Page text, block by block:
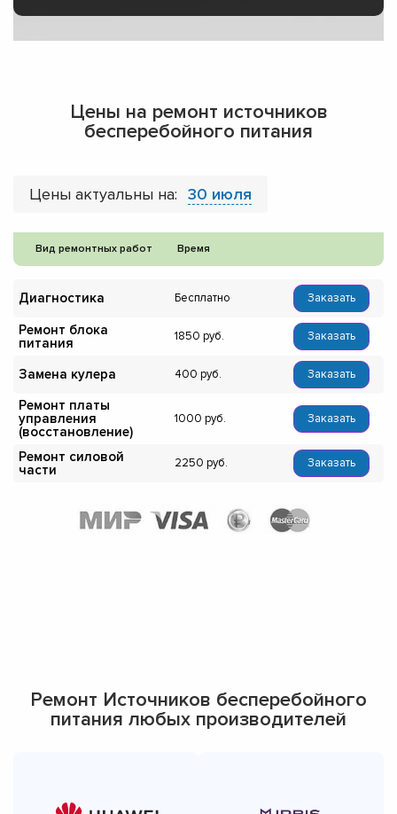
Цены на ремонт источников
бесперебойного питания
Цены актуальны на: 30 июля
Вид ремонтных работ Время
Диагностика Бесплатно Заказать
Ремонт блока
питания
1850 Заказать
Замена кулера 400 Заказать
Ремонт платы
управления
(восстановление)
1000 Заказать
Ремонт силовой
части
2250 Заказать
Ремонт Источников бесперебойного
питания любых производителей